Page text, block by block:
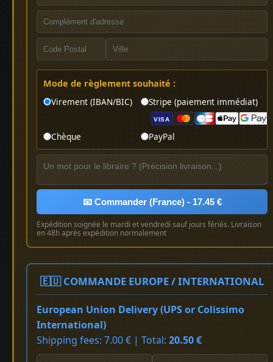
Mode de règlement souhaité :
Virement (IBAN/BIC)
Stripe (paiement immédiat)
VISA
Chèque PayPal
📧 Commander (France) - 17.45 €
Expédition soignée le mardi et vendredi sauf jours fériés. Livraison
en 48h après expédition normalement
🇪🇺 COMMANDE EUROPE / INTERNATIONAL
European Union Delivery (UPS or Colissimo
International)
Shipping fees: 7.00 € | Total: 20.50 €